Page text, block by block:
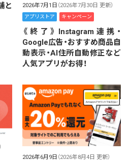
と
2026年7月1日 （2026年7月30日 更新）
アプリストア キャンペーン
《終了》Instagram連携・
Google広告・おすすめ商品自
動表示・AI住所自動修正など
人気アプリがお得！
2026年6月9日 （2026年8月4日 更新）